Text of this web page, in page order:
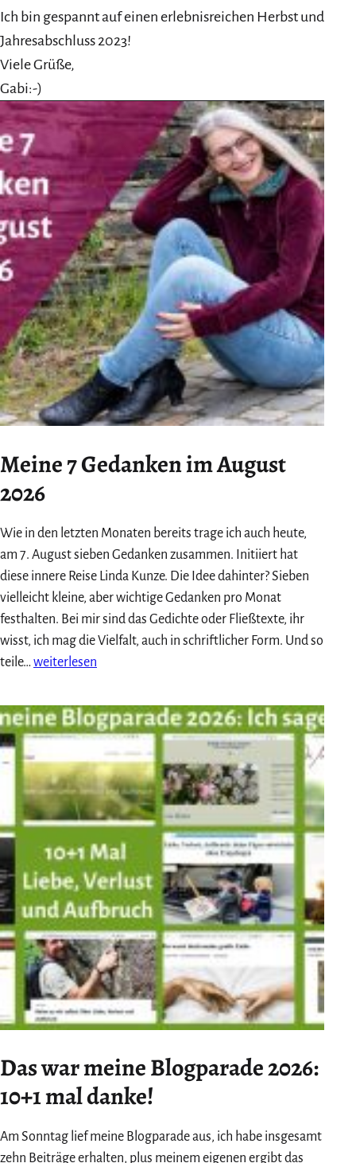
Ich bin gespannt auf einen erlebnisreichen Herbst und
Jahresabschluss 2023!
Viele Grüße,
Gabi:-)
Meine 7 Gedanken im August
2026
Wie in den letzten Monaten bereits trage ich auch heute,
am 7. August sieben Gedanken zusammen. Initiiert hat
diese innere Reise Linda Kunze. Die Idee dahinter? Sieben
vielleicht kleine, aber wichtige Gedanken pro Monat
festhalten. Bei mir sind das Gedichte oder Fließtexte, ihr
wisst, ich mag die Vielfalt, auch in schriftlicher Form. Und so
teile… Meine
Gedanken
im
2026
weiterlesen
Das war meine Blogparade 2026:
10+1 mal danke!
Am Sonntag lief meine Blogparade aus, ich habe insgesamt
zehn Beiträge erhalten, plus meinem eigenen ergibt das